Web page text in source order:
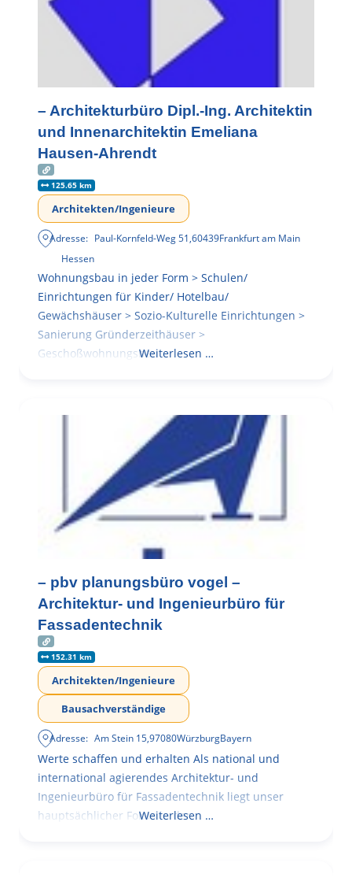
– Architekturbüro Dipl.-Ing. Architektin
und Innenarchitektin Emeliana
Hausen-Ahrendt
125.65 km
Architekten/Ingenieure
Adresse: Paul-Kornfeld-Weg 51,60439Frankfurt am Main
Hessen
Wohnungsbau in jeder Form > Schulen/
Einrichtungen für Kinder/ Hotelbau/
Gewächshäuser > Sozio-Kulturelle Einrichtungen >
Sanierung Gründerzeithäuser >
GeschoßwohnungsbauWeiterlesen …
– pbv planungsbüro vogel –
Architektur- und Ingenieurbüro für
Fassadentechnik
152.31 km
Architekten/Ingenieure
Bausachverständige
Adresse: Am Stein 15,97080WürzburgBayern
Werte schaffen und erhalten Als national und
international agierendes Architektur- und
Ingenieurbüro für Fassadentechnik liegt unser
hauptsächlicher Fokus in der
Weiterlesen …